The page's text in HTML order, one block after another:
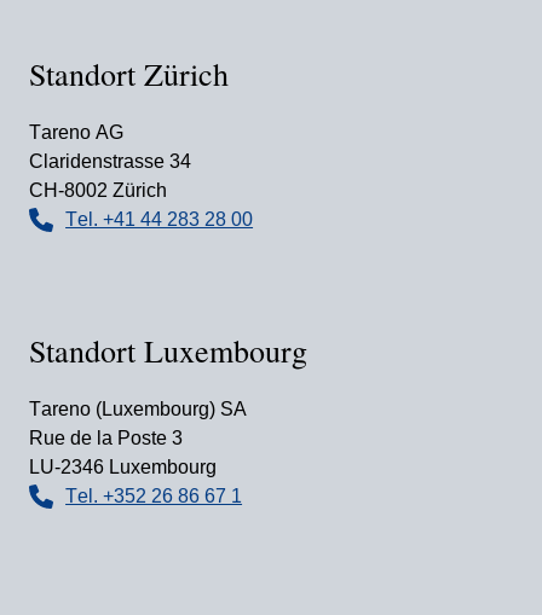
Standort Zürich
Tareno AG
Clari­den­strasse 34
CH-8002 Zürich
Tel. +41 44 283 28 00
Standort Luxem­bourg
Tareno (Luxem­bourg) SA
Rue de la Poste 3
LU-2346 Luxem­bourg
Tel. +352 26 86 67 1